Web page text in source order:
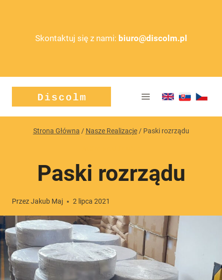
Skontaktuj się z nami: biuro@discolm.pl
Strona Główna / Nasze Realizacje / Paski rozrządu
Paski rozrządu
PrzezJakub Maj 2 lipca 2021